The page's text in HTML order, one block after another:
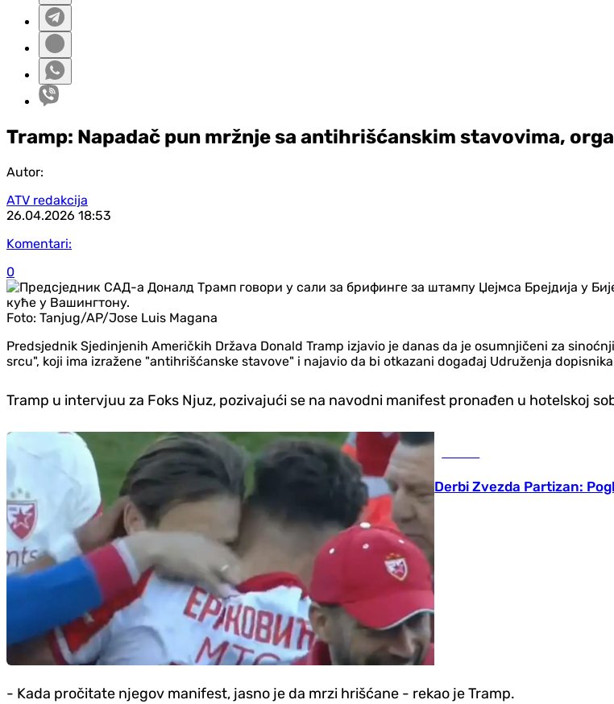
Tramp: Napadač pun mržnje sa antihrišćanskim stavovima,
Autor:
ATV redakcija
26.04.2026 18:53
Komentari:
0
Foto: Tanjug/AP/Jose Luis Magana
Predsjednik Sjedinjenih Američkih Država Donald Tramp izjavio je danas da je osumnjičeni za
srcu", koji ima izražene "antihrišćanske stavove" i najavio da bi otkazani događaj Udruženja
Tramp u intervjuu za Foks Njuz, pozivajući se na navodni manifest pronađen u hotelskoj
Derbi Zvezda Partizan:
- Kada pročitate njegov manifest, jasno je da mrzi hrišćane - rekao je Tramp.